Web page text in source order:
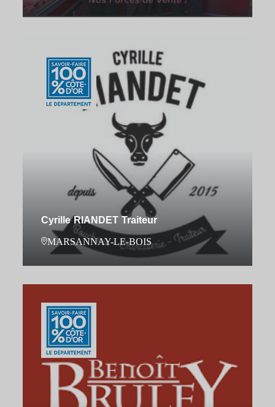
Cyrille RIANDET Traiteur
MARSANNAY-LE-BOIS